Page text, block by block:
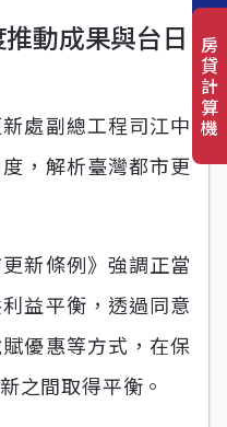
動成果與台日
處副總工程司江中
，解析臺灣都市更
新條例》強調正當
益平衡，透過同意
優惠等方式，在保
之間取得平衡。
房
貸
計
算
機